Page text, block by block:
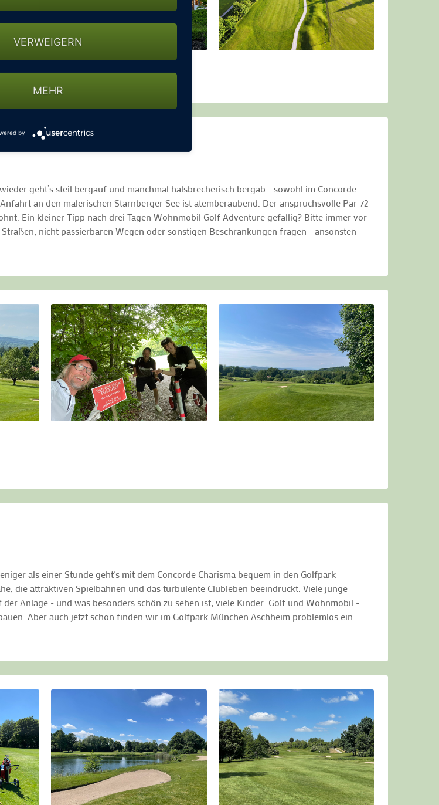
geht’s steil bergauf und manchmal halsbrecherisch bergab - sowohl im Concorde
an den malerischen Starnberger See ist atemberaubend. Der anspruchsvolle Par-72-
Ein kleiner Tipp nach drei Tagen Wohnmobil Golf Adventure gefällig? Bitte immer vor
nicht passierbaren Wegen oder sonstigen Beschränkungen fragen - ansonsten
als einer Stunde geht’s mit dem Concorde Charisma bequem in den Golfpark
die attraktiven Spielbahnen und das turbulente Clubleben beeindruckt. Viele junge
Anlage - und was besonders schön zu sehen ist, viele Kinder. Golf und Wohnmobil -
Aber auch jetzt schon finden wir im Golfpark München Aschheim problemlos ein
VERWEIGERN
MEHR
by